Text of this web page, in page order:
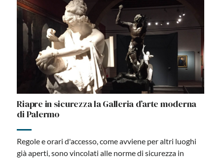
Riapre in sicurezza la Galleria d’arte moderna
di Palermo
Regole e orari d'accesso, come avviene per altri luoghi
già aperti, sono vincolati alle norme di sicurezza in